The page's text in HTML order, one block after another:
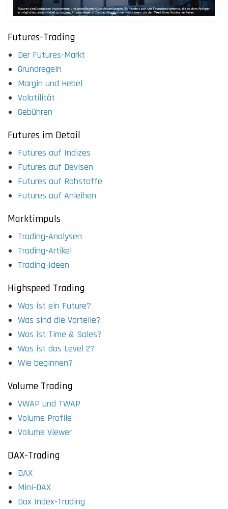
Futures-Trading
Der Futures-Markt
Grundregeln
Margin und Hebel
Volatilität
Gebühren
Futures im Detail
Futures auf Indizes
Futures auf Devisen
Futures auf Rohstoffe
Futures auf Anleihen
Marktimpuls
Trading-Analysen
Trading-Artikel
Trading-Ideen
Highspeed Trading
Was ist ein Future?
Was sind die Vorteile?
Was ist Time & Sales?
Was ist das Level 2?
Wie beginnen?
Volume Trading
VWAP und TWAP
Volume Profile
Volume Viewer
DAX-Trading
DAX
Mini-DAX
Dax Index-Trading